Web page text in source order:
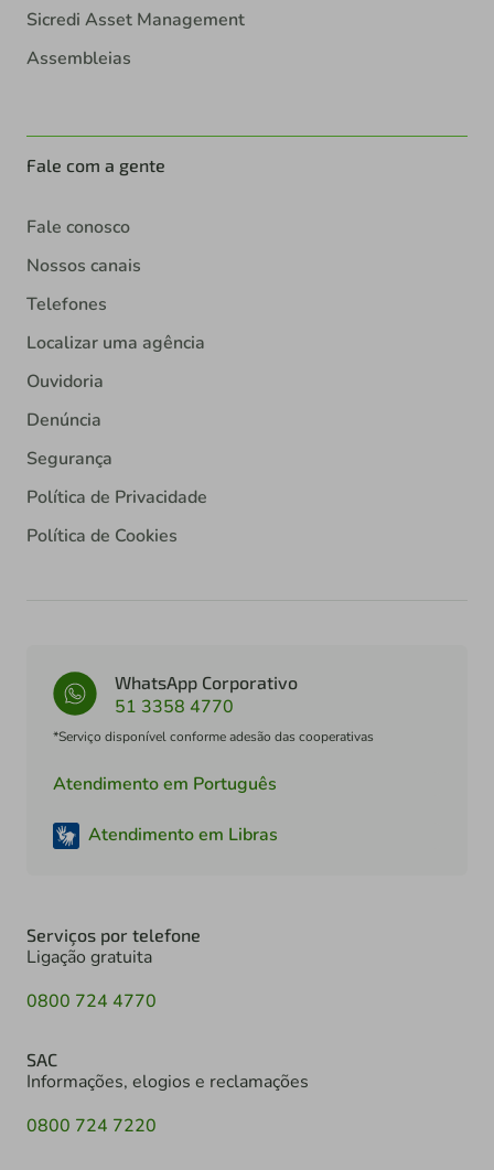
Sicredi Asset Management
Assembleias
Fale com a gente
Fale conosco
Nossos canais
Telefones
Localizar uma agência
Ouvidoria
Denúncia
Segurança
Política de Privacidade
Política de Cookies
WhatsApp Corporativo
51 3358 4770
*Serviço disponível conforme adesão das cooperativas
Atendimento em Português
Atendimento em Libras
Serviços por telefone
Ligação gratuita
0800 724 4770
SAC
Informações, elogios e reclamações
0800 724 7220